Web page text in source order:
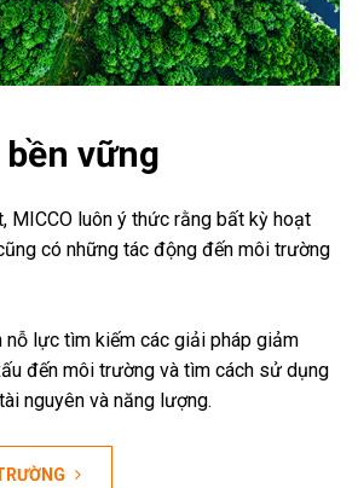
vững
MICCO luôn ý thức rằng bất kỳ hoạt
có những tác động đến môi trường
nỗ lực tìm kiếm các giải pháp giảm
đến môi trường và tìm cách sử dụng
nguyên và năng lượng.